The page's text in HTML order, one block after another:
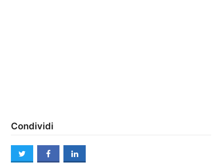
Condividi
twitter facebooklinkedin